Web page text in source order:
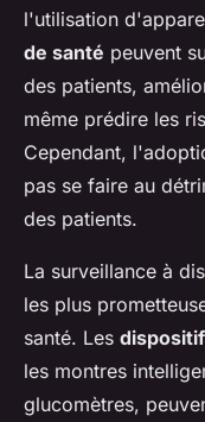
l'utilisation
de santé peuvent
des patients,
même prédire les
Cependant,
pas se faire au
des patients.
La surveillance à
les plus
santé. Les
les montres
glucomètres,